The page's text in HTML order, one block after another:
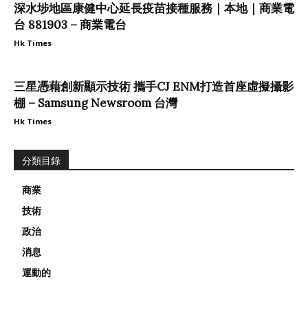
深水埗地區康健中心延長疫苗接種服務｜本地｜商業電
台 881903 – 商業電台
Hk Times
三星憑藉創新顯示技術 攜手CJ ENM打造首座虛擬攝影
棚 – Samsung Newsroom 台灣
Hk Times
分類目錄
商業
技術
政治
消息
運動的